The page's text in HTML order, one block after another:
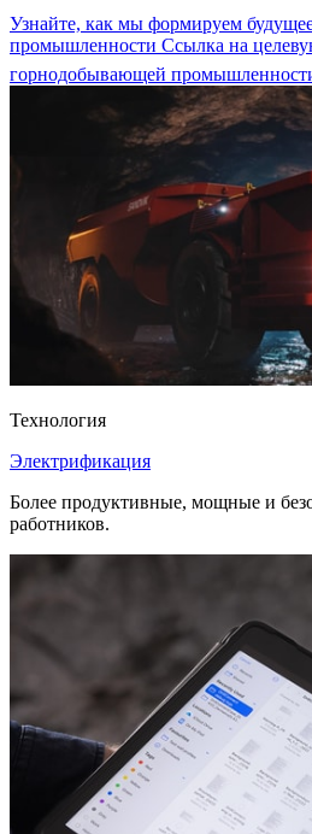
Узнайте, как мы формируем
промышленности Ссылка на
горнодобывающей
Технология
Электрификация
Более продуктивные, мощные и
работников.